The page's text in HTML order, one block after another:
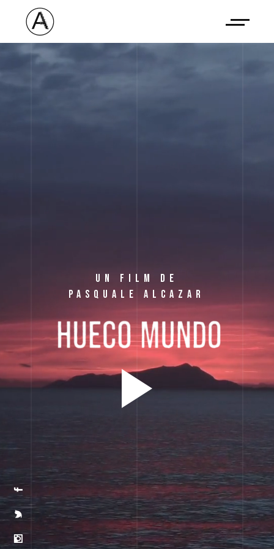
Un film de
Pasquale Alcazar